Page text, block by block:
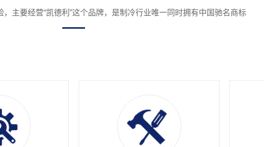
主要经营“凯德利”这个品牌，是制冷行业唯一同时拥有中国驰名商标